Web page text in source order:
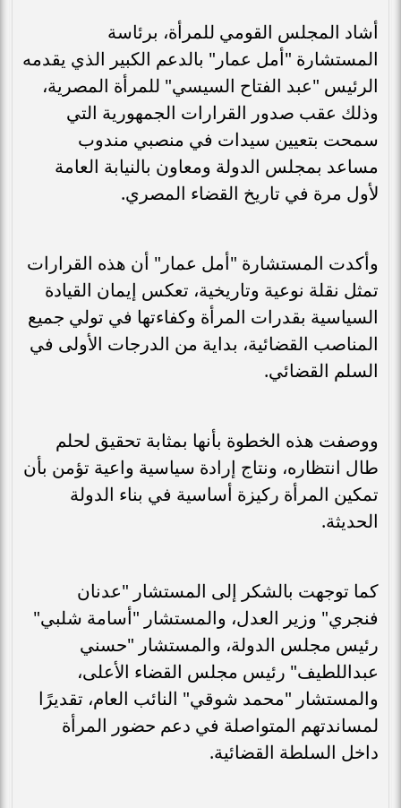
أشاد المجلس القومي للمرأة، برئاسة
المستشارة "أمل عمار" بالدعم الكبير الذي يقدمه
الرئيس "عبد الفتاح السيسي" للمرأة المصرية،
وذلك عقب صدور القرارات الجمهورية التي
سمحت بتعيين سيدات في منصبي مندوب
مساعد بمجلس الدولة ومعاون بالنيابة العامة
لأول مرة في تاريخ القضاء المصري.
وأكدت المستشارة "أمل عمار" أن هذه القرارات
تمثل نقلة نوعية وتاريخية، تعكس إيمان القيادة
السياسية بقدرات المرأة وكفاءتها في تولي جميع
المناصب القضائية، بداية من الدرجات الأولى في
السلم القضائي.
ووصفت هذه الخطوة بأنها بمثابة تحقيق لحلم
طال انتظاره، ونتاج إرادة سياسية واعية تؤمن بأن
تمكين المرأة ركيزة أساسية في بناء الدولة
الحديثة.
كما توجهت بالشكر إلى المستشار "عدنان
فنجري" وزير العدل، والمستشار "أسامة شلبي"
رئيس مجلس الدولة، والمستشار "حسني
عبداللطيف" رئيس مجلس القضاء الأعلى،
والمستشار "محمد شوقي" النائب العام، تقديرًا
لمساندتهم المتواصلة في دعم حضور المرأة
داخل السلطة القضائية.